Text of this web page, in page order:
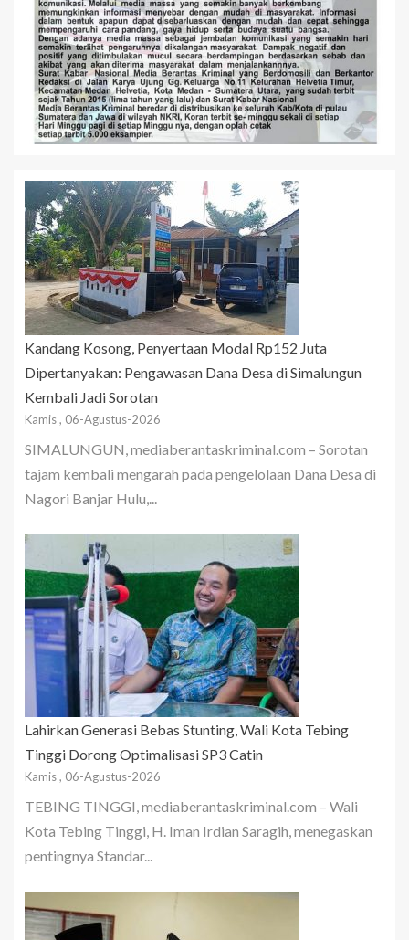
Kandang Kosong, Penyertaan Modal Rp152 Juta
Dipertanyakan: Pengawasan Dana Desa di Simalungun
Kembali Jadi Sorotan
Kamis , 06-Agustus-2026
SIMALUNGUN, mediaberantaskriminal.com – Sorotan
tajam kembali mengarah pada pengelolaan Dana Desa di
Nagori Banjar Hulu,...
Lahirkan Generasi Bebas Stunting, Wali Kota Tebing
Tinggi Dorong Optimalisasi SP3 Catin
Kamis , 06-Agustus-2026
TEBING TINGGI, mediaberantaskriminal.com – Wali
Kota Tebing Tinggi, H. Iman Irdian Saragih, menegaskan
pentingnya Standar...